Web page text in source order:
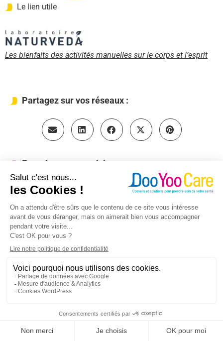
Le lien utile
Les bienfaits des activités manuelles sur le corps et l’esprit
Partagez sur vos réseaux :
Enregistrez cet article sur votre compte :
SUR LA MÊME THÉMATIQUE